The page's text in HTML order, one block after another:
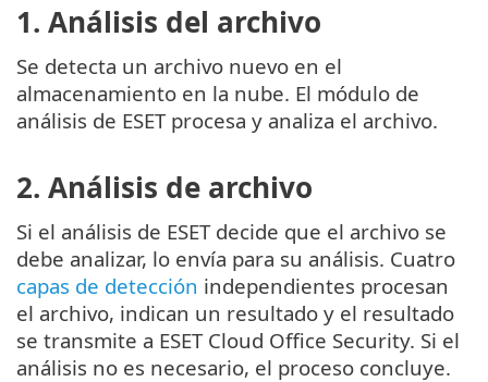
1. Análisis del archivo
Se detecta un archivo nuevo en el
almacenamiento en la nube. El módulo de
análisis de ESET procesa y analiza el archivo.
2. Análisis de archivo
Si el análisis de ESET decide que el archivo se
debe analizar, lo envía para su análisis. Cuatro
capas de detección independientes procesan
el archivo, indican un resultado y el resultado
se transmite a ESET Cloud Office Security. Si el
análisis no es necesario, el proceso concluye.